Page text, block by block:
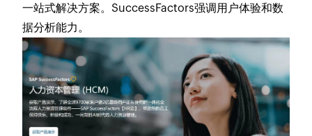
一站式解决方案。SuccessFactors强调用户体验和数
据分析能力。